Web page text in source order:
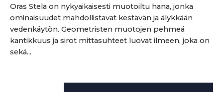
Oras Stela on nykyaikaisesti muotoiltu hana, jonka
ominaisuudet mahdollistavat kestävän ja älykkään
vedenkäytön. Geometristen muotojen pehmeä
kantikkuus ja sirot mittasuhteet luovat ilmeen, joka on
sekä...